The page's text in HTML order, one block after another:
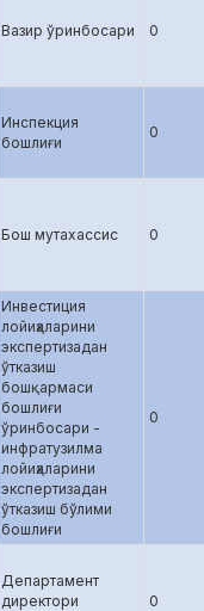
Вазир ўринбосари 0
Инспекция
бошлиғи
0
Бош мутахассис 0
Инвестиция
лойиҳаларини
экспертизадан
ўтказиш
бошқармаси
бошлиғи
ўринбосари -
инфратузилма
лойиҳаларини
экспертизадан
ўтказиш бўлими
бошлиғи
0
Департамент
директори
0